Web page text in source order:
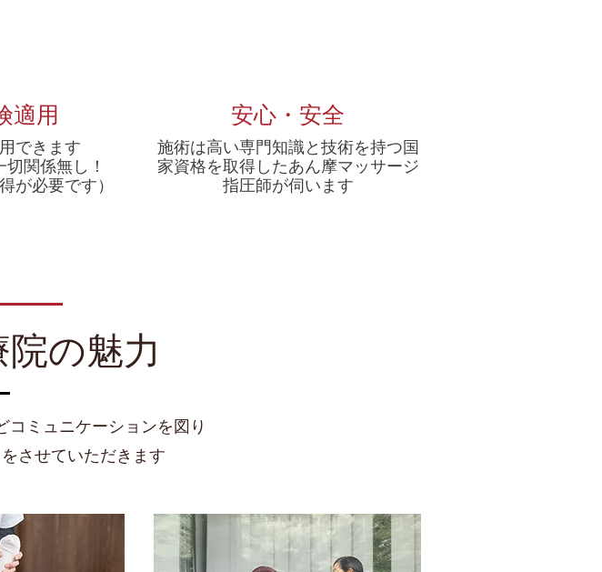
適用
できます
関係無し！
が必要です）
安心・安全
施術は高い専門知識と技術を持つ国
家資格を取得したあん摩マッサージ
指圧師が伺います
の魅力
コミュニケーションを図り
させていただきます